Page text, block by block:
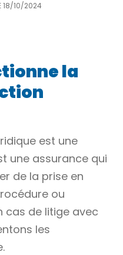
18/10/2024
la
est une
une assurance qui
de la prise en
ou
cas de litige avec
les